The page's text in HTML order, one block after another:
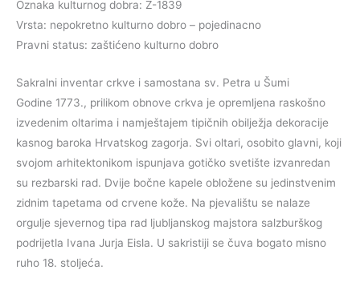
Oznaka kulturnog dobra: Z-1839
Vrsta: nepokretno kulturno dobro – pojedinacno
Pravni status: zaštićeno kulturno dobro
Sakralni inventar crkve i samostana sv. Petra u Šumi
Godine 1773., prilikom obnove crkva je opremljena raskošno
izvedenim oltarima i namještajem tipičnih obilježja dekoracije
kasnog baroka Hrvatskog zagorja. Svi oltari, osobito glavni, koji
svojom arhitektonikom ispunjava gotičko svetište izvanredan
su rezbarski rad. Dvije bočne kapele obložene su jedinstvenim
zidnim tapetama od crvene kože. Na pjevalištu se nalaze
orgulje sjevernog tipa rad ljubljanskog majstora salzburškog
podrijetla Ivana Jurja Eisla. U sakristiji se čuva bogato misno
ruho 18. stoljeća.